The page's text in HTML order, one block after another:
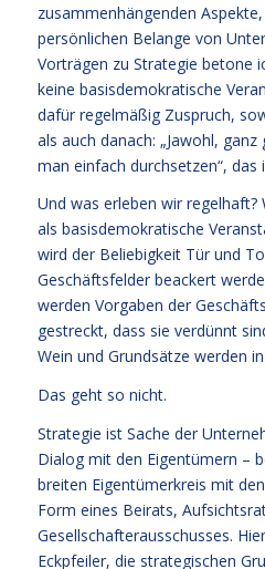
zusammenhängenden
persönlichen Belange von
Vorträgen zu Strategie betone
keine basisdemokratische
dafür regelmäßig Zuspruch,
als auch danach: „Jawohl,
man einfach durchsetzen“, das
Und was erleben wir regelhaft?
als basisdemokratische
wird der Beliebigkeit Tür und
Geschäftsfelder beackert
werden Vorgaben der
gestreckt, dass sie verdünnt
Wein und Grundsätze werden
Das geht so nicht.
Strategie ist Sache der
Dialog mit den Eigentümern –
breiten Eigentümerkreis mit
Form eines Beirats,
Gesellschafterausschusses.
Eckpfeiler, die strategischen